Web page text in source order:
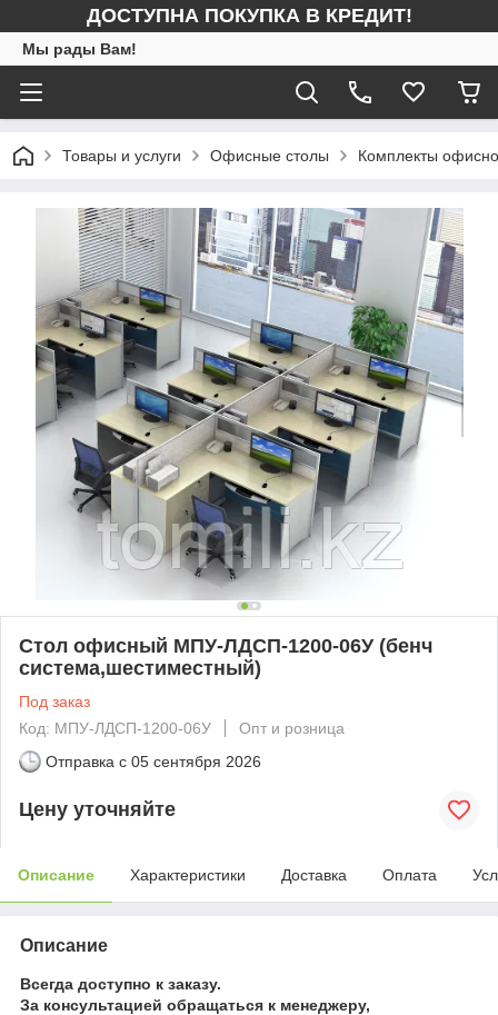
ДОСТУПНА ПОКУПКА В КРЕДИТ!
Мы рады Вам!
Товары и услуги Офисные столы Комплекты
Стол офисный МПУ-ЛДСП-1200-06У (бенч
система,шестиместный)
Под заказ
Код: МПУ-ЛДСП-1200-06У
Опт и розница
Отправка с 05 сентября 2026
Цену уточняйте
Описание Характеристики Доставка Оплата
Описание
Всегда доступно к заказу.
За консультацией обращаться к менеджеру,